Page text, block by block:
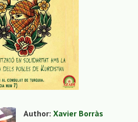
Author: Xavier Borràs